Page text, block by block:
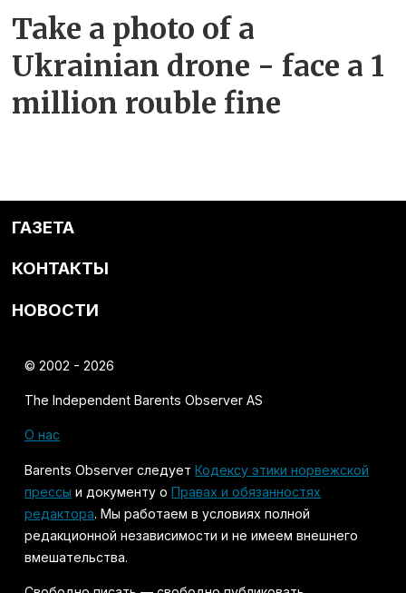
Take a photo of a
Ukrainian drone - face a 1
million rouble fine
ГАЗЕТА
КОНТАКТЫ
НОВОСТИ
© 2002 - 2026
The Independent Barents Observer AS
О нас
Barents Observer следуетКодексу этики норвежской
прессы и документу оПравах и обязанностях
редактора. Мы работаем в условиях полной
редакционной независимости и не имеем внешнего
вмешательства.